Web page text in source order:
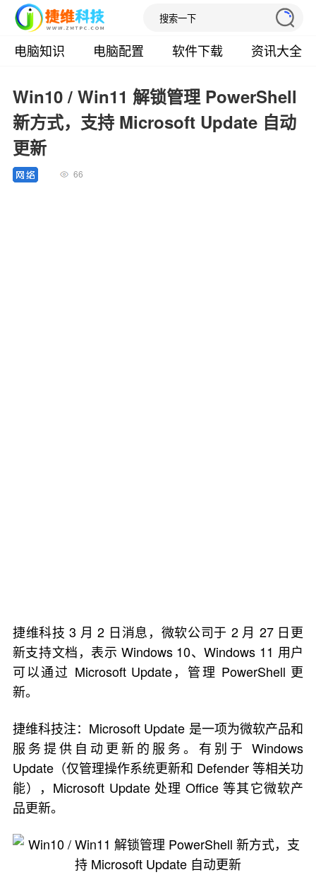
电脑知识 电脑配置 软件下载 资讯大全
Win10 / Win11 解锁管理 PowerShell
新方式，支持 Microsoft Update 自动
更新
66
捷维科技 3 月 2 日消息，微软公司于 2 月 27 日更
新支持文档，表示 Windows 10、Windows 11 用户
可以通过 Microsoft Update，管理 PowerShell 更
新。
捷维科技注：Microsoft Update 是一项为微软产品和
服务提供自动更新的服务。有别于 Windows
Update（仅管理操作系统更新和 Defender 等相关功
能），Microsoft Update 处理 Office 等其它微软产
品更新。